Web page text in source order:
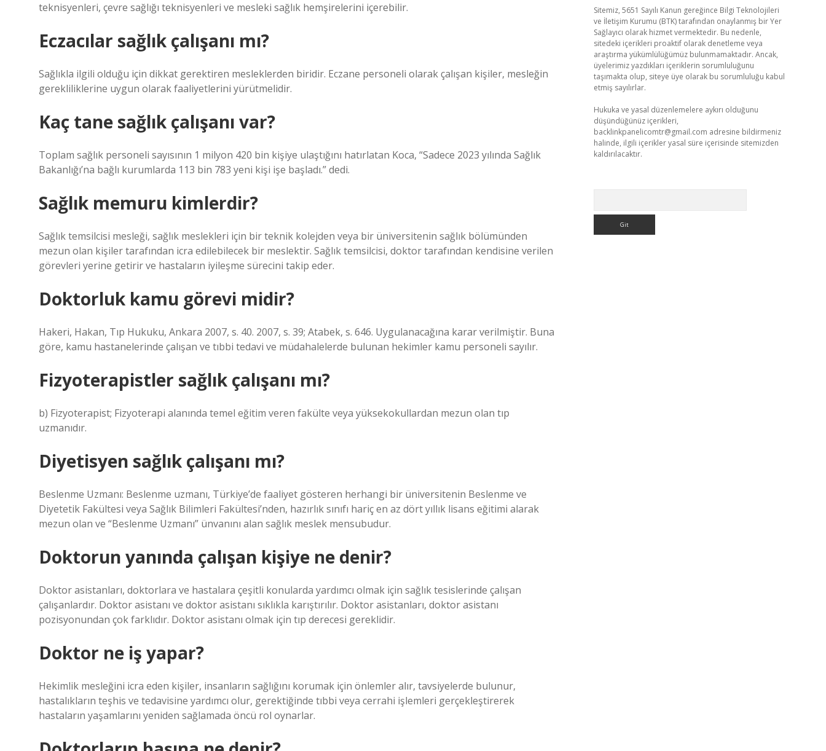
teknisyenleri, çevre sağlığı teknisyenleri ve mesleki sağlık hemşirelerini içerebilir.
Eczacılar sağlık çalışanı mı?
Sağlıkla ilgili olduğu için dikkat gerektiren mesleklerden biridir. Eczane personeli olarak çalışan kişiler, mesleğin
gerekliliklerine uygun olarak faaliyetlerini yürütmelidir.
Kaç tane sağlık çalışanı var?
Toplam sağlık personeli sayısının 1 milyon 420 bin kişiye ulaştığını hatırlatan Koca, “Sadece 2023 yılında Sağlık
Bakanlığı’na bağlı kurumlarda 113 bin 783 yeni kişi işe başladı.” dedi.
Sağlık memuru kimlerdir?
Sağlık temsilcisi mesleği, sağlık meslekleri için bir teknik kolejden veya bir üniversitenin sağlık bölümünden
mezun olan kişiler tarafından icra edilebilecek bir meslektir. Sağlık temsilcisi, doktor tarafından kendisine verilen
görevleri yerine getirir ve hastaların iyileşme sürecini takip eder.
Doktorluk kamu görevi midir?
Hakeri, Hakan, Tıp Hukuku, Ankara 2007, s. 40. 2007, s. 39; Atabek, s. 646. Uygulanacağına karar verilmiştir. Buna
göre, kamu hastanelerinde çalışan ve tıbbi tedavi ve müdahalelerde bulunan hekimler kamu personeli sayılır.
Fizyoterapistler sağlık çalışanı mı?
b) Fizyoterapist; Fizyoterapi alanında temel eğitim veren fakülte veya yüksekokullardan mezun olan tıp
uzmanıdır.
Diyetisyen sağlık çalışanı mı?
Beslenme Uzmanı: Beslenme uzmanı, Türkiye’de faaliyet gösteren herhangi bir üniversitenin Beslenme ve
Diyetetik Fakültesi veya Sağlık Bilimleri Fakültesi’nden, hazırlık sınıfı hariç en az dört yıllık lisans eğitimi alarak
mezun olan ve “Beslenme Uzmanı” ünvanını alan sağlık meslek mensubudur.
Doktorun yanında çalışan kişiye ne denir?
Doktor asistanları, doktorlara ve hastalara çeşitli konularda yardımcı olmak için sağlık tesislerinde çalışan
çalışanlardır. Doktor asistanı ve doktor asistanı sıklıkla karıştırılır. Doktor asistanları, doktor asistanı
pozisyonundan çok farklıdır. Doktor asistanı olmak için tıp derecesi gereklidir.
Doktor ne iş yapar?
Hekimlik mesleğini icra eden kişiler, insanların sağlığını korumak için önlemler alır, tavsiyelerde bulunur,
hastalıkların teşhis ve tedavisine yardımcı olur, gerektiğinde tıbbi veya cerrahi işlemleri gerçekleştirerek
hastaların yaşamlarını yeniden sağlamada öncü rol oynarlar.
Sitemiz, 5651 Sayılı Kanun gereğince Bilgi Teknolojileri
ve İletişim Kurumu (BTK) tarafından onaylanmış bir Yer
Sağlayıcı olarak hizmet vermektedir. Bu nedenle,
sitedeki içerikleri proaktif olarak denetleme veya
araştırma yükümlülüğümüz bulunmamaktadır. Ancak,
üyelerimiz yazdıkları içeriklerin sorumluluğunu
taşımakta olup, siteye üye olarak bu sorumluluğu kabul
etmiş sayılırlar.
Hukuka ve yasal düzenlemelere aykırı olduğunu
düşündüğünüz içerikleri,
backlinkpanelicomtr@gmail.com adresine bildirmeniz
halinde, ilgili içerikler yasal süre içerisinde sitemizden
kaldırılacaktır.